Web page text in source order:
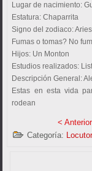
Lugar de nacimiento:
Estatura: Chaparrita
Signo del zodiaco:Aries
Fumas o tomas? No
Hijos: Un Monton
Estudios realizados:
Descripción General:
Estas en esta vida
rodean
< Anterior
Categoría: